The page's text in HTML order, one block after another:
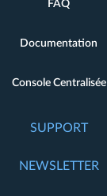
FAQ
Documentation
Console Centralisée
SUPPORT
NEWSLETTER